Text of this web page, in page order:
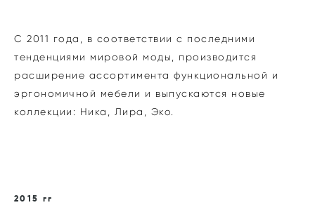
С 2011 года, в соответствии с последними
тенденциями мировой моды, производится
расширение ассортимента функциональной и
эргономичной мебели и выпускаются новые
коллекции: Ника, Лира, Эко.
2015 гг